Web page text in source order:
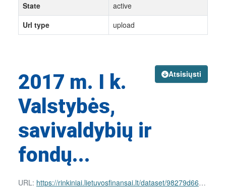
Atsisiųsti
2017 m. I k.
Valstybės,
savivaldybių ir
fondų...
URL: https://rinkiniai.lietuvosfinansai.lt/dataset/98279d66-d2d4-4d1d-90e9-8b33c5dfe842/resource/1f9e80f5-4f61-4986-a21a-f783f173baf2/download/nac-expenses.csv
State
active
Url type
upload